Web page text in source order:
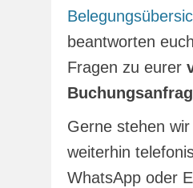
beantworten
Fragen zu eurer
Gerne stehen wir
weiterhin
WhatsApp oder